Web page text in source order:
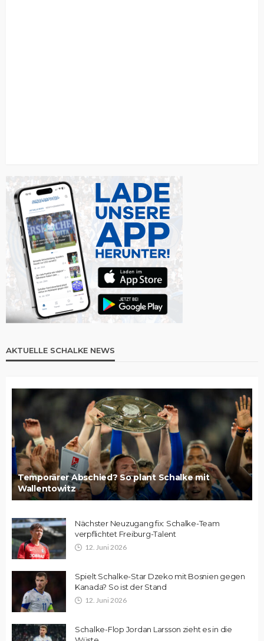
AKTUELLE SCHALKE NEWS
Temporärer Abschied? So plant Schalke mit
Wallentowitz
Nächster Neuzugang fix: Schalke-Team
verpflichtet Freiburg-Talent
12. Juni 2026
Spielt Schalke-Star Dzeko mit Bosnien gegen
Kanada? So ist der Stand
12. Juni 2026
Schalke-Flop Jordan Larsson zieht es in die